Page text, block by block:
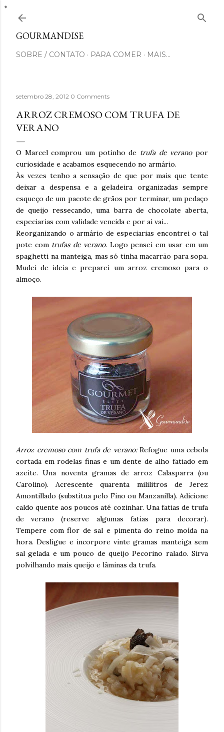
GOURMANDISE
SOBRE / CONTATO PARA COMER MAIS…
setembro 28, 2012 0 Comments
ARROZ CREMOSO COM TRUFA DE
VERANO
O Marcel comprou um potinho de trufa de veranopor
curiosidade e acabamos esquecendo no armário.
Às vezes tenho a sensação de que por mais que tente
deixar a despensa e a geladeira organizadas sempre
esqueço de um pacote de grãos por terminar, um pedaço
de queijo ressecando, uma barra de chocolate aberta,
especiarias com validade vencida e por aí vai...
Reorganizando o armário de especiarias encontrei o tal
pote comtrufas de verano. Logo pensei em usar em um
spaghetti na manteiga, mas só tinha macarrão para sopa.
Mudei de ideia e preparei um arroz cremoso para o
almoço.
Arroz cremoso com trufa de verano:Refogue uma cebola
cortada em rodelas finas e um dente de alho fatiado em
azeite. Una noventa gramas de arroz Calasparra (ou
Carolino). Acrescente quarenta mililitros de Jerez
Amontillado (substitua pelo Fino ou Manzanilla). Adicione
caldo quente aos poucos até cozinhar. Una fatias de trufa
de verano (reserve algumas fatias para decorar).
Tempere com flor de sal e pimenta do reino moída na
hora. Desligue e incorpore vinte gramas manteiga sem
sal gelada e um pouco de queijo Pecorino ralado. Sirva
polvilhando mais queijo e lâminas da trufa.